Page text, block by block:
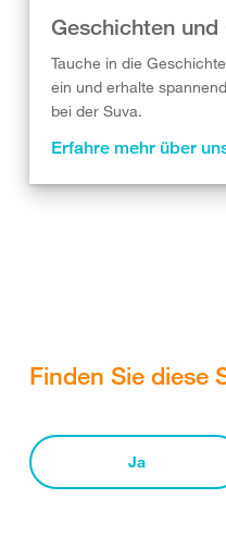
Geschichten
Tauche in die
ein und erhalte
bei der Suva.
Erfahre mehr über
Finden Sie diese
Ja